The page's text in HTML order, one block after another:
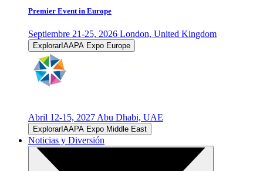
Premier Event in Europe
Septiembre 21-25, 2026 London, United Kingdom
ExplorarIAAPA Expo Europe
Abril 12-15, 2027 Abu Dhabi, UAE
ExplorarIAAPA Expo Middle East
Noticias y Diversión